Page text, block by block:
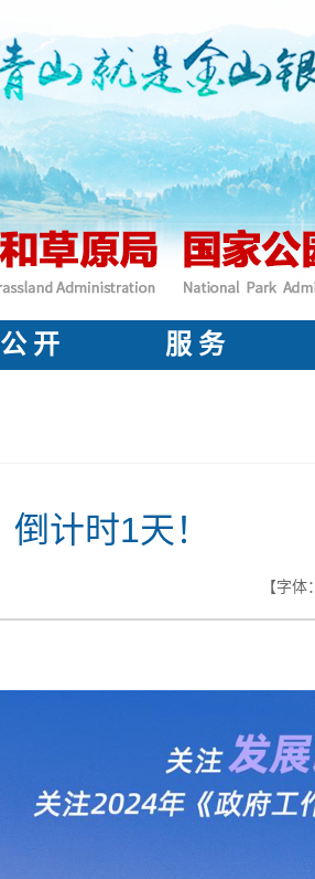
公 开 服 务
倒计时1天！
【字体：